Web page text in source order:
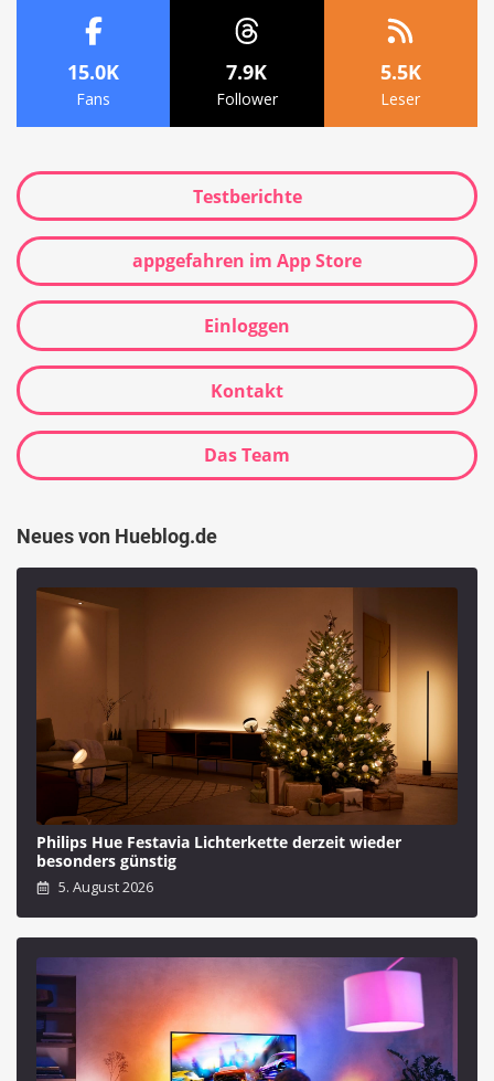
15.0K
Fans
7.9K
Follower
5.5K
Leser
Testberichte
appgefahren im App Store
Einloggen
Kontakt
Das Team
Neues von Hueblog.de
Philips Hue Festavia Lichterkette derzeit wieder
besonders günstig
5. August 2026